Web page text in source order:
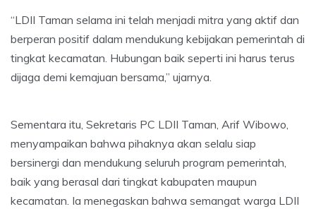
“LDII Taman selama ini telah menjadi mitra yang aktif dan
berperan positif dalam mendukung kebijakan pemerintah di
tingkat kecamatan. Hubungan baik seperti ini harus terus
dijaga demi kemajuan bersama,” ujarnya.
Sementara itu, Sekretaris PC LDII Taman, Arif Wibowo,
menyampaikan bahwa pihaknya akan selalu siap
bersinergi dan mendukung seluruh program pemerintah,
baik yang berasal dari tingkat kabupaten maupun
kecamatan. Ia menegaskan bahwa semangat warga LDII